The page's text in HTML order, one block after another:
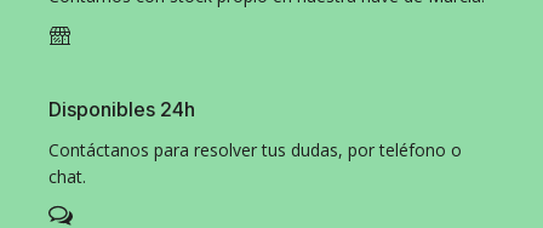
Disponibles 24h
Contáctanos para resolver tus dudas, por teléfono o
chat.